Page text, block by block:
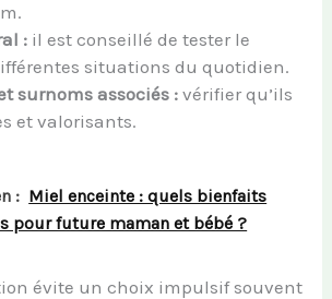
: il est conseillé de tester le
situations du quotidien.
surnoms associés : vérifier qu’ils
et valorisants.
: Miel enceinte : quels bienfaits
pour future maman et bébé ?
évite un choix impulsif souvent